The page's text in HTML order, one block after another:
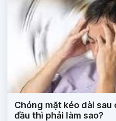
Chóng mặt kéo dài
đầu thì phải làm sao?